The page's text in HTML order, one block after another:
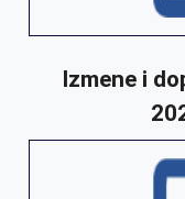
Izmene i